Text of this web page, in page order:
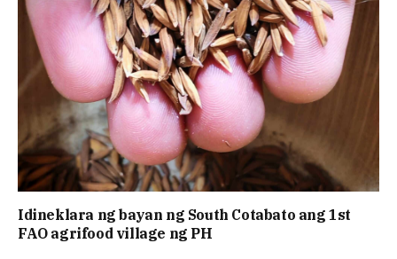
Idineklara ng bayan ng South Cotabato ang 1st
FAO agrifood village ng PH